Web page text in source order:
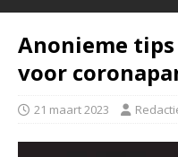
Anonieme
voor
21 maart 2023